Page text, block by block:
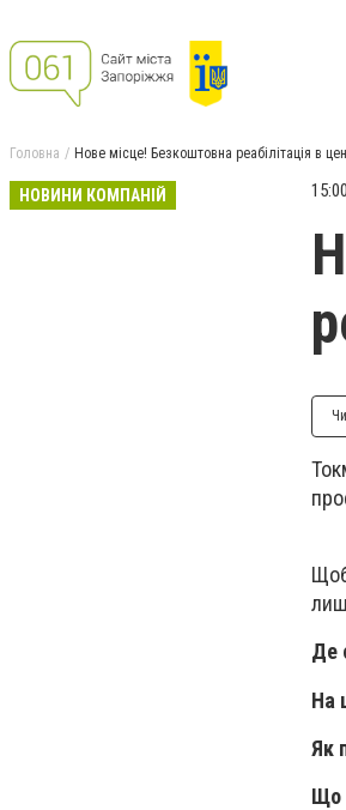
Головна Нове місце! Безкоштовна реабілітація в
НОВИНИ КОМПАНІЙ
Де
На
Як
Що